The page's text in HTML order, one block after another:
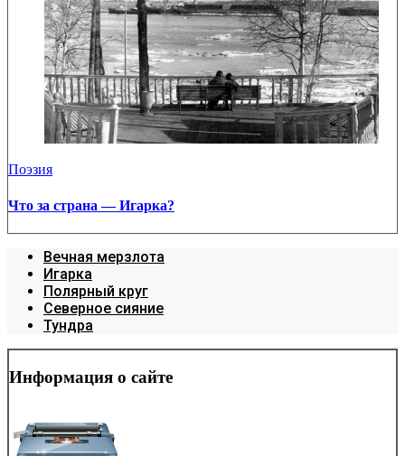
Поэзия
Что за страна — Игарка?
Вечная мерзлота
Игарка
Полярный круг
Северное сияние
Тундра
Информация о сайте